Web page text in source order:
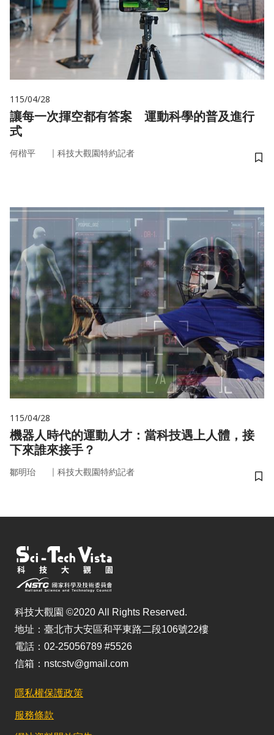
115/04/28
讓每一次揮空都有答案 運動科學的普及進行
式
何楷平 ｜ 科技大觀園特約記者
儲
115/04/28
機器人時代的運動人才：當科技遇上人體，接
下來誰來接手？
鄒明珆 ｜ 科技大觀園特約記者
儲
科技大觀園 ©2020 All Rights Reserved.
地址：臺北市大安區和平東路二段106號22樓
電話：02-25056789 #5526
信箱：nstcstv@gmail.com
隱私權保護政策
服務條款